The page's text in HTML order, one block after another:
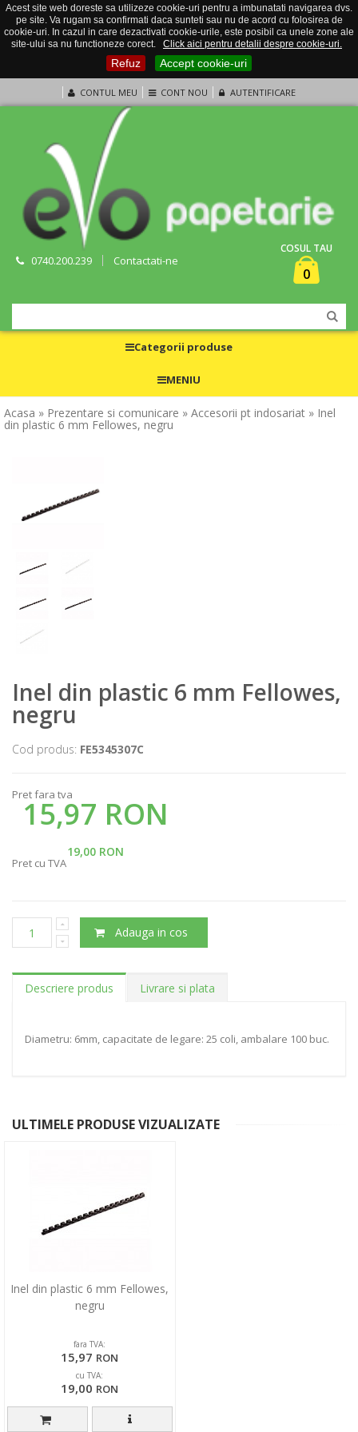
Acest site web doreste sa utilizeze cookie-uri pentru a imbunatati navigarea dvs.
pe site. Va rugam sa confirmati daca sunteti sau nu de acord cu folosirea de
cookie-uri. In cazul in care dezactivati cookie-urile, este posibil ca unele zone ale
site-ului sa nu functioneze corect.
Click aici pentru detalii despre cookie-uri.
Refuz Accept cookie-uri
CONTUL MEU CONT NOU AUTENTIFICARE
0740.200.239 Contactati-ne
COSUL TAU
0
Categorii produse
MENIU
Acasa » Prezentare si comunicare » Accesorii pt indosariat » Inel
din plastic 6 mm Fellowes, negru
Inel din plastic 6 mm Fellowes,
negru
Cod produs: FE5345307C
Pret fara tva
15,97 RON
19,00 RON
Pret cu TVA
Adauga in cos
Descriere produs Livrare si plata
Diametru: 6mm, capacitate de legare: 25 coli, ambalare 100 buc.
ULTIMELE PRODUSE VIZUALIZATE
Inel din plastic 6 mm Fellowes,
negru
fara TVA:
15,97 RON
cu TVA:
19,00 RON